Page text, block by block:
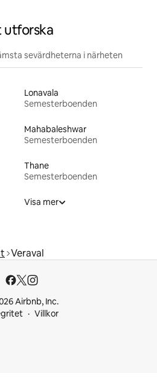
utforska
sevärdheterna i närheten
Lonavala
Semesterboenden
Mahabaleshwar
Semesterboenden
Thane
Semesterboenden
Visa mer
Veraval
Airbnb, Inc.
Villkor